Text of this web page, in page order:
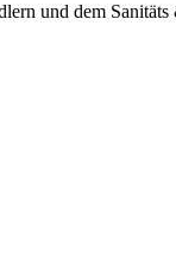
und dem